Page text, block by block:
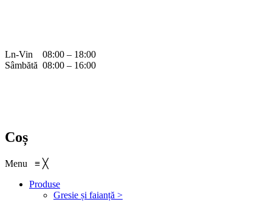
Ln-Vin 08:00 – 18:00
Sâmbătă 08:00 – 16:00
Coș
Menu ≡ ╳
Produse
Gresie și faianță >